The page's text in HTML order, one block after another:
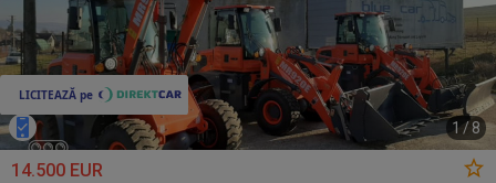
1/ 8
14.500 EUR